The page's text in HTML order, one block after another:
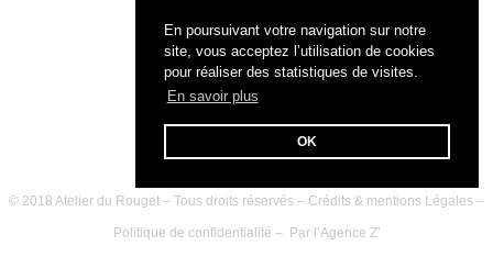
En poursuivant votre navigation sur notre
site, vous acceptez l’utilisation de cookies
pour réaliser des statistiques de visites.
En savoir plus
OK
© 2018 Atelier du Rouget – Tous droits réservés – Crédits & mentions Légales –
Politique de confidentialité – Par l’Agence Z’